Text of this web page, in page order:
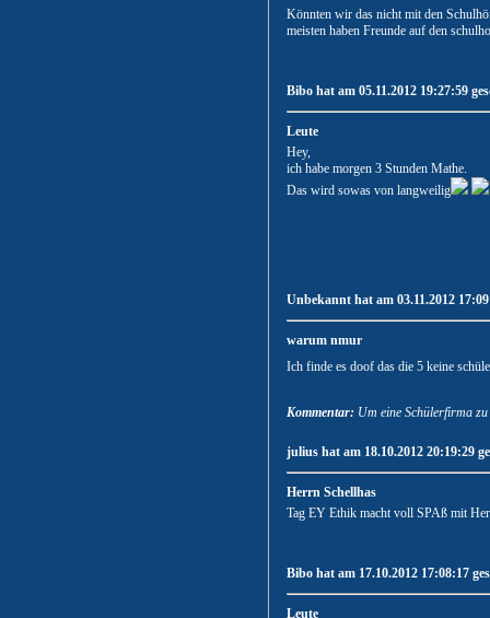
Könnten wir das nicht mit den
meisten haben Freunde auf den
Bibo hat am 05.11.2012 19:27:59
Leute
Hey,
ich habe morgen 3 Stunden Mathe.
Das wird sowas von langweilig
Unbekannt hat am 03.11.2012
warum nmur
Ich finde es doof das die 5 keine
Kommentar: Um eine Schülerfirma
julius hat am 18.10.2012 20:19:29
Herrn Schellhas
Tag EY Ethik macht voll SPAß mit
Bibo hat am 17.10.2012 17:08:17
Leute